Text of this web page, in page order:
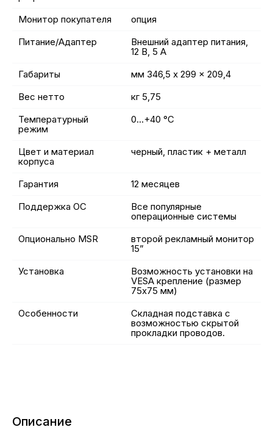
Монитор покупателя
опция
Питание/Адаптер
Внешний адаптер питания,
12 В, 5 А
Габариты
мм 346,5 x 299 x 209,4
Вес нетто
кг 5,75
Температурный
режим
0…+40 °C
Цвет и материал
корпуса
черный, пластик + металл
Гарантия
12 месяцев
Поддержка ОС
Все популярные
операционные системы
Опционально MSR
второй рекламный монитор
15”
Установка
Возможность установки на
VESA крепление (размер
75х75 мм)
Особенности
Складная подставка с
возможностью скрытой
прокладки проводов.
Описание